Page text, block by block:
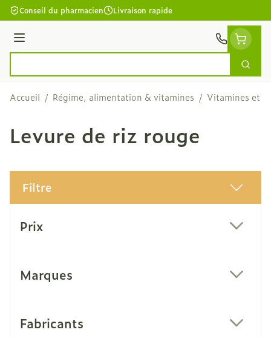
Aller au contenu
Conseil du pharmacien Livraison rapide
Menu
Accueil / Régime, alimentation & vitamines / Vitamines et
Levure de riz rouge
Filtre
Prix
Marques
Fabricants